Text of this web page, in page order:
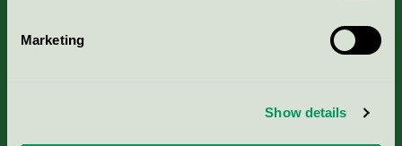
Marketing
Show details
Portal för massa, papper & tryckerier